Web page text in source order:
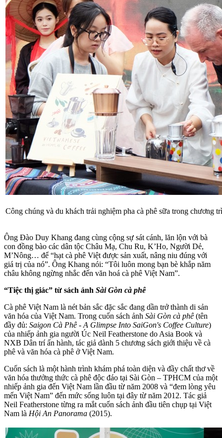
Công chúng và du khách trải nghiệm pha cà phê sữa trong
Ông Đào Duy Khang đang cùng cộng sự sát cánh, lăn lộn với bà
con đồng bào các dân tộc Châu Mạ, Chu Ru, K’Ho, Người Dẻ,
M’Nông… để “hạt cà phê Việt được sản xuất, nâng niu đúng với
giá trị của nó”. Ông Khang nói: “Tôi luôn mong bạn bè khắp năm
châu không ngừng nhắc đến văn hoá cà phê Việt Nam”.
“Tiệc thị giác” từ sách ảnh Sài Gòn cà phê
Cà phê Việt Nam là nét bản sắc đặc sắc đang dần trở thành di sản
văn hóa của Việt Nam. Trong cuốn sách ảnh Sài Gòn cà phê (tên
đầy đủ: Saigon Cà Phê - A Glimpse Into SaiGon's Coffee Culture)
của nhiếp ảnh gia người Úc Neil Featherstone do Asia Book và
NXB Dân trí ấn hành, tác giả dành 5 chương sách giới thiệu về cà
phê và văn hóa cà phê ở Việt Nam.
Cuốn sách là một hành trình khám phá toàn diện và đầy chất thơ về
văn hóa thưởng thức cà phê độc đáo tại Sài Gòn – TPHCM của một
nhiếp ảnh gia đến Việt Nam lần đầu từ năm 2008 và “đem lòng yêu
mến Việt Nam” đến mức sống luôn tại đây từ năm 2012. Tác giả
Neil Featherstone từng ra mắt cuốn sách ảnh đầu tiên chụp tại Việt
Nam là Hội An Panorama (2015).